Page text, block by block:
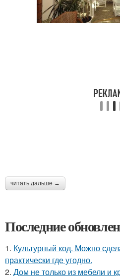
читать дальше →
Последние
1. Культурный код. Можно
практически где угодно.
2. Дом не только из мебели и